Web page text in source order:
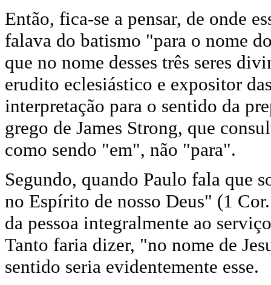
Então, fica-se a pensar, de onde
falava do batismo "para o nome
que no nome desses três seres
erudito eclesiástico e expositor
interpretação para o sentido da
grego de James Strong, que
como sendo "em", não "para".
Segundo, quando Paulo fala que
no Espírito de nosso Deus" (1
da pessoa integralmente ao
Tanto faria dizer, "no nome de
sentido seria evidentemente esse.